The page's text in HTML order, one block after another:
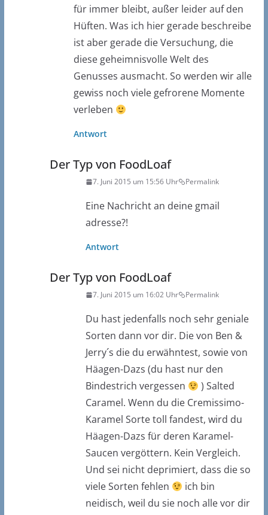
für immer bleibt, außer leider auf den
Hüften. Was ich hier gerade beschreibe
ist aber gerade die Versuchung, die
diese geheimnisvolle Welt des
Genusses ausmacht. So werden wir alle
gewiss noch viele gefrorene Momente
verleben
Antwort
Der Typ von FoodLoaf
7. Juni 2015 um 15:56 Uhr Permalink
Eine Nachricht an deine gmail
adresse?!
Antwort
Der Typ von FoodLoaf
7. Juni 2015 um 16:02 Uhr Permalink
Du hast jedenfalls noch sehr geniale
Sorten dann vor dir. Die von Ben &
Jerry´s die du erwähntest, sowie von
Häagen-Dazs (du hast nur den
Bindestrich vergessen
) Salted
Caramel. Wenn du die Cremissimo-
Karamel Sorte toll fandest, wird du
Häagen-Dazs für deren Karamel-
Saucen vergöttern. Kein Vergleich.
Und sei nicht deprimiert, dass die so
viele Sorten fehlen
ich bin
neidisch, weil du sie noch alle vor dir